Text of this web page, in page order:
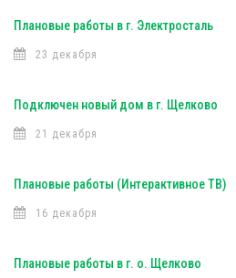
Плановые работы в г. Электросталь
23 декабря
Подключен новый дом в г. Щелково
21 декабря
Плановые работы (Интерактивное ТВ)
16 декабря
Плановые работы в г. о. Щелково